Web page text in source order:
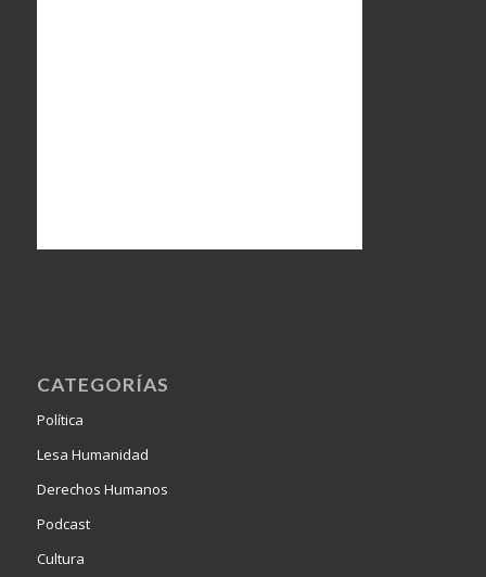
CATEGORÍAS
Política
Lesa Humanidad
Derechos Humanos
Podcast
Cultura